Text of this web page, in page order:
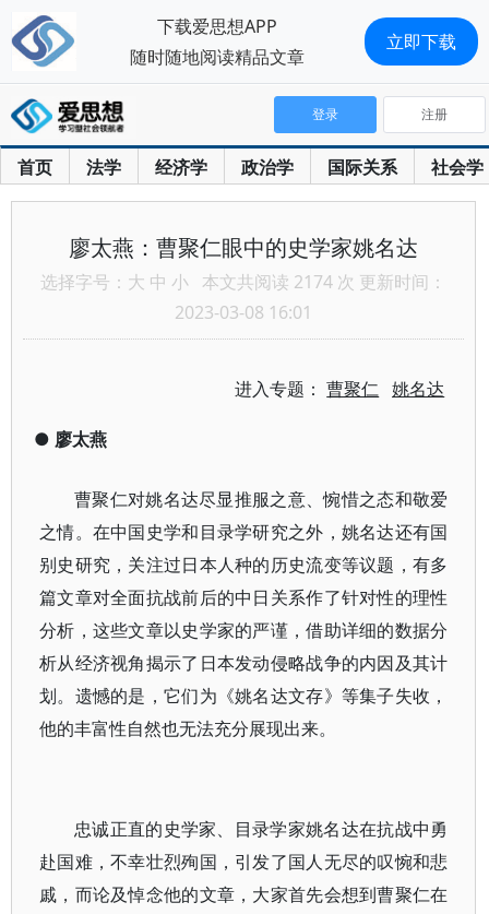
首页 法学 经济学 政治学 国际关系 社会学
登录 注册
廖太燕：曹聚仁眼中的史学家姚名达
选择字号： 大 中 小 本文共阅读 2174 次 更新时间：
2023-03-08 16:01
进入专题：曹聚仁 姚名达
● 廖太燕
曹聚仁对姚名达尽显推服之意、惋惜之态和敬爱
之情。在中国史学和目录学研究之外，姚名达还有国
别史研究，关注过日本人种的历史流变等议题，有多
篇文章对全面抗战前后的中日关系作了针对性的理性
分析，这些文章以史学家的严谨，借助详细的数据分
析从经济视角揭示了日本发动侵略战争的内因及其计
划。遗憾的是，它们为《姚名达文存》等集子失收，
他的丰富性自然也无法充分展现出来。
忠诚正直的史学家、目录学家姚名达在抗战中勇
赴国难，不幸壮烈殉国，引发了国人无尽的叹惋和悲
戚，而论及悼念他的文章，大家首先会想到曹聚仁在
下载爱思想APP
随时随地阅读精品文章
立即下载